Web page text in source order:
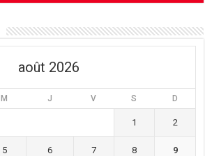
août 2026
M J V S D
1 2
5 6 7 8 9